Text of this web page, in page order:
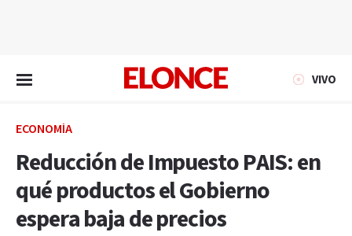
VIVO
ECONOMÍA
Reducción de Impuesto PAIS: en
qué productos el Gobierno
espera baja de precios